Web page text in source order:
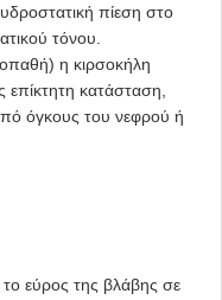
πίεση στο
τόνου.
η κιρσοκήλη
επίκτητη κατάσταση,
όγκους του νεφρού ή
το εύρος της βλάβης σε